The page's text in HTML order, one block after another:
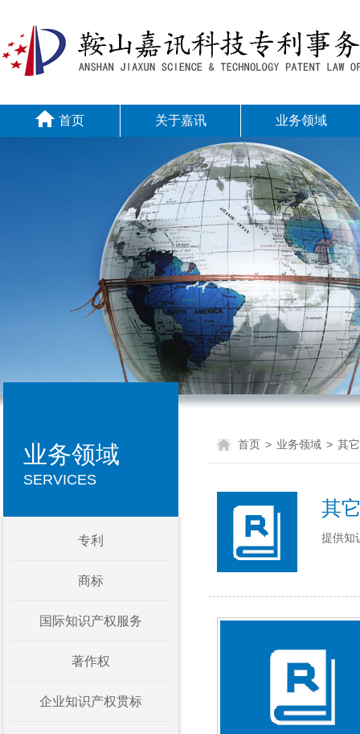
首页 关于嘉讯 业务领域
业务领域
SERVICES
专利
商标
国际知识产权服务
著作权
企业知识产权贯标
首页 > 业务领域 > 其
其
提供知